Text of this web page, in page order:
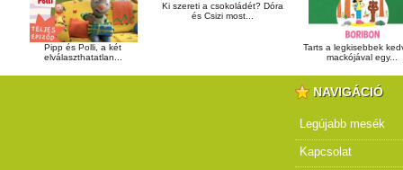
Pipp és Polli, a két
elválaszthatatlan...
Ki szereti a csokoládét? Dóra
és Csizi most...
Tarts a legkisebbek
mackójával egy...
NAVIGÁCIÓ
Legújabb mesék
Kapcsolat